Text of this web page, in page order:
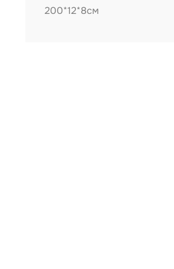
200*12*8см